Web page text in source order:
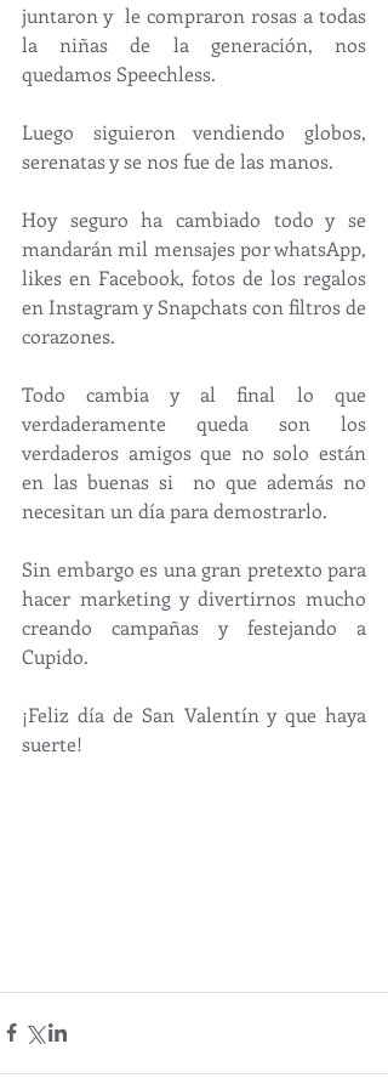
juntaron y  le compraron rosas a todas
la niñas de la generación, nos
quedamos Speechless.
Luego siguieron vendiendo globos,
serenatas y se nos fue de las manos.
Hoy seguro ha cambiado todo y se
mandarán mil mensajes por whatsApp,
likes en Facebook, fotos de los regalos
en Instagram y Snapchats con filtros de
corazones.
Todo cambia y al final lo que
verdaderamente queda son los
verdaderos amigos que no solo están
en las buenas si  no que además no
necesitan un día para demostrarlo.
Sin embargo es una gran pretexto para
hacer marketing y divertirnos mucho
creando campañas y festejando a
Cupido.
¡Feliz día de San Valentín y que haya
suerte!